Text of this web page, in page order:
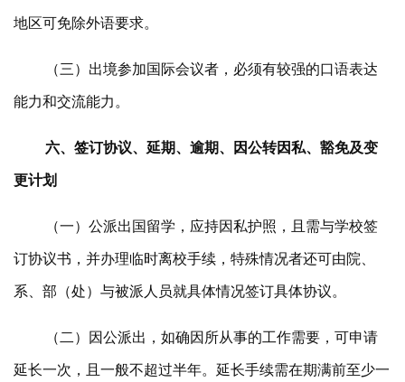
地区可免除外语要求。
（三）出境参加国际会议者，必须有较强的口语表达
能力和交流能力。
六、签订协议、延期、逾期、因公转因私、豁免及变
更计划
（一）公派出国留学，应持因私护照，且需与学校签
订协议书，并办理临时离校手续，特殊情况者还可由院、
系、部（处）与被派人员就具体情况签订具体协议。
（二）因公派出，如确因所从事的工作需要，可申请
延长一次，且一般不超过半年。延长手续需在期满前至少一